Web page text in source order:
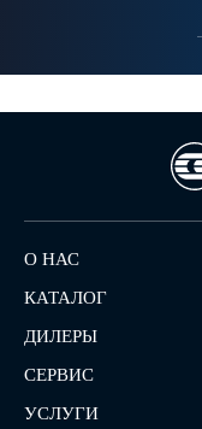
О НАС
КАТАЛОГ
ДИЛЕРЫ
СЕРВИС
УСЛУГИ